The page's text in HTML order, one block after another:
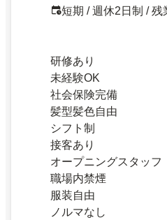
短期 / 週休2日制 / 残
研修あり
未経験OK
社会保険完備
髪型髪色自由
シフト制
接客あり
オープニングスタッフ
職場内禁煙
服装自由
ノルマなし